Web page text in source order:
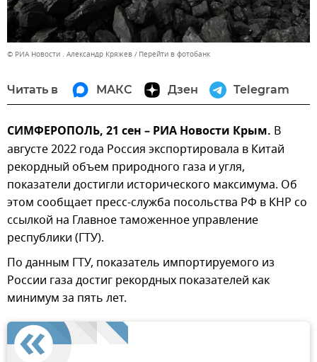
© РИА Новости . Александр Кряжев Перейти в фотобанк
Читать в МАКС Дзен Telegram
СИМФЕРОПОЛЬ, 21 сен – РИА Новости Крым. В
августе 2022 года Россия экспортировала в Китай
рекордный объем природного газа и угля,
показатели достигли исторического максимума. Об
этом сообщает пресс-служба посольства РФ в КНР со
ссылкой на Главное таможенное управление
республики (ГТУ).
По данным ГТУ, показатель импортируемого из
России газа достиг рекордных показателей как
минимум за пять лет.